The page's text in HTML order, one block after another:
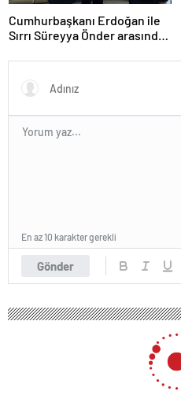
Cumhurbaşkanı Erdoğan ile
Sırrı Süreyya Önder arasında
Gönder
En az 10 karakter gerekli